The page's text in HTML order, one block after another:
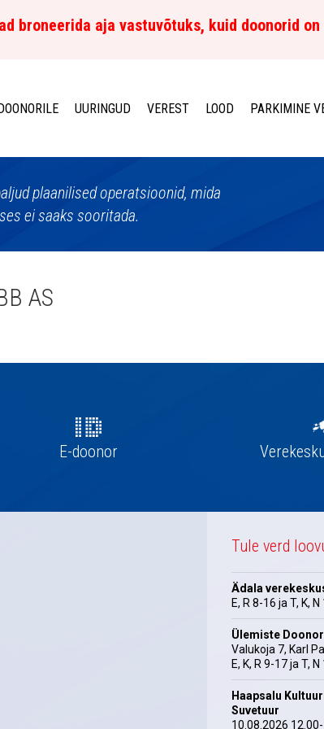
broneerida aja vastuvõtuks, kuid doonorid
UURINGUD VEREST LOOD PARKIMINE
plaanilised operatsioonid, mida
ei saaks sooritada.
AS
E-doonor
Tule verd
Ädala
E, R 8-16 ja T, K,
Ülemiste
Valukoja 7, Karl
E, K, R 9-17 ja T,
Haapsalu
Suvetuur
10.08.2026